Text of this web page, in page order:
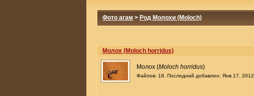
Фото агам > Род Молохи (Moloch)
Молох (Moloch horridus)
Молох (Moloch horridus)
Файлов: 18. Последний добавлен: Янв 17, 2012